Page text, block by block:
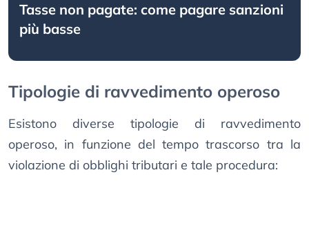
Tasse non pagate: come pagare sanzioni
più basse
Tipologie di ravvedimento operoso
Esistono diverse tipologie di ravvedimento
operoso, in funzione del tempo trascorso tra la
violazione di obblighi tributari e tale procedura: